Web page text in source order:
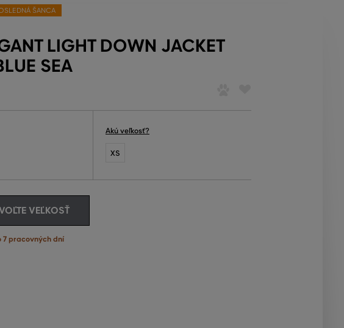
ŠANCA
LIGHT DOWN JACKET
SEA
Akú veľkosť?
XS
VEĽKOSŤ
7 pracovných dní